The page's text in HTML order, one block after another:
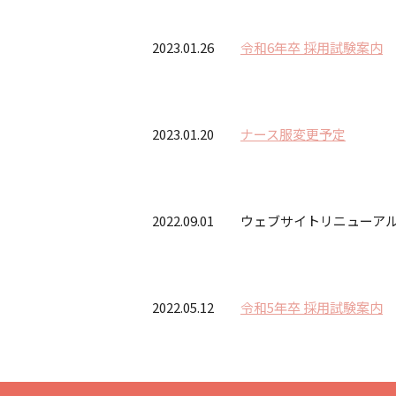
2023.01.26 令和6年卒 採用試験案内
2023.01.20 ナース服変更予定
2022.09.01 ウェブサイトリニューア
2022.05.12 令和5年卒 採用試験案内